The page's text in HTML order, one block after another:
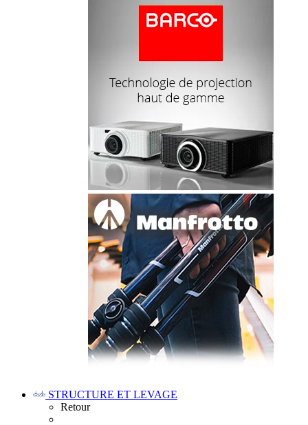
STRUCTURE ET LEVAGE
Retour